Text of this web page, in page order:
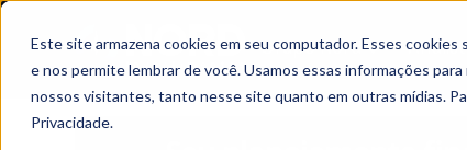
Este site armazena cookies em seu computador. Esses
e nos permite lembrar de você. Usamos essas informações
nossos visitantes, tanto nesse site quanto em outras mídias.
Privacidade.
Grupo Nord